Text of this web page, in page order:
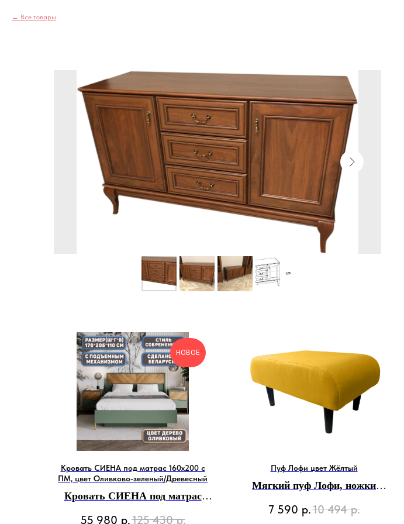
Все товары
НОВОЕ
Кровать СИЕНА под матрас 160х200 с
ПМ, цвет Оливково-зеленый/Древесный
Кровать СИЕНА под матрас
55 980 р.125 430 р.
Пуф Лофи цвет Жёлтый
Мягкий пуф Лофи, ножки
Жёлтый
7 590 р.10 494 р.